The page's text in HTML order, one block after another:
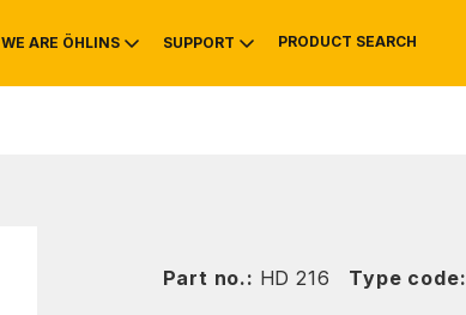
MOUNTAIN BIKE
WE ARE ÖHLINS
HISTORY
SUPPORT
SERVICE INFO & RECALLS
PRODUCT SEARCH
Part no.: HD 216 Type code: